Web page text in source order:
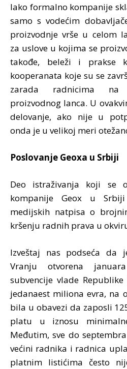
Iako formalno kompanije
samo s vodećim
proizvodnje vrše u celom
za uslove u kojima se
takođe, beleži i prakse
kooperanata koje su se
zarada radnicima na
proizvodnog lanca. U
delovanje, ako nije u
onda je u velikoj meri
Poslovanje Geoxa u Srbiji
Deo istraživanja koji se
kompanije Geox u
medijskih natpisa o
kršenju radnih prava u
Izveštaj nas podseća da
Vranju otvorena
subvencije vlade
jedanaest miliona evra, na
bila u obavezi da zaposli
platu u iznosu
Međutim, sve do
većini radnika i radnica
platnim listićima često